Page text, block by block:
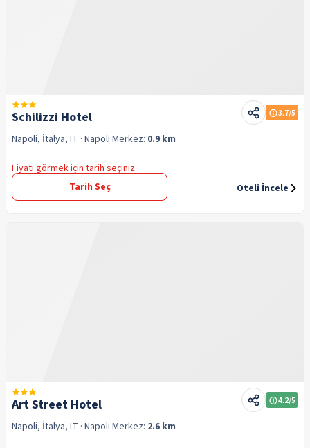
Schilizzi Hotel 3.7/5
Napoli, İtalya, IT · Napoli Merkez: 0.9 km
Fiyatı görmek için tarih seçiniz
Tarih Seç
Oteli İncele
Art Street Hotel 4.2/5
Napoli, İtalya, IT · Napoli Merkez: 2.6 km